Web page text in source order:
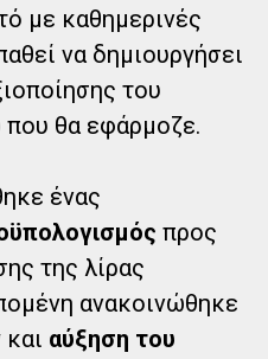
με καθημερινές
να δημιουργήσει
του
που θα εφάρμοζε.
ένας
προς
της λίρας
ανακοινώθηκε
και αύξηση του